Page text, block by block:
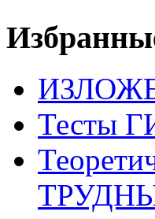
Тесты